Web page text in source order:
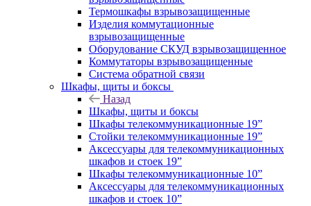
Термошкафы взрывозащищенные
Изделия коммутационные
взрывозащищенные
Оборудование СКУД взрывозащищенное
Коммутаторы взрывозащищенные
Система обратной связи
Шкафы, щиты и боксы
Назад
Шкафы, щиты и боксы
Шкафы телекоммуникационные 19”
Стойки телекоммуникационные 19”
Аксессуары для телекоммуникационных
шкафов и стоек 19”
Шкафы телекоммуникационные 10”
Аксессуары для телекоммуникационных
шкафов и стоек 10”